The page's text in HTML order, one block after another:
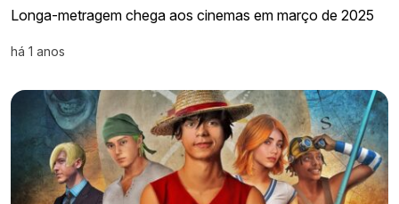
Longa-metragem chega aos cinemas em março de 2025
há 1 anos